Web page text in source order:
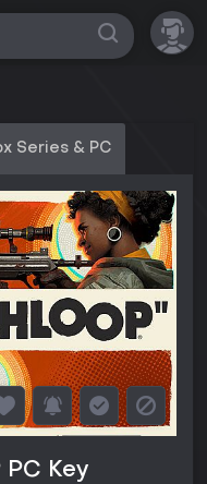
Series & PC
PC Key